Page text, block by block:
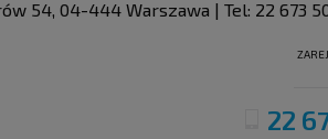
54, 04-444 Warszawa | Tel: 22 673
22